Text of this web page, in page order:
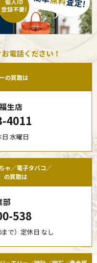
電話ください！
の買取は
生店
4011
水曜日
ゃ／電子タバコ／
の買取は
部
538
で）定休日 なし